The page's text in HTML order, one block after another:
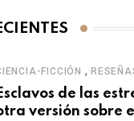
FICCIÓN ,
de las
versión sobre